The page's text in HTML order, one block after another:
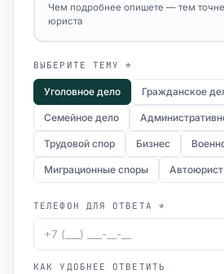
Чем подробнее опишете — тем
юриста
ВЫБЕРИТЕ ТЕМУ *
Уголовное дело Гражданское
Семейное дело
Трудовой спор Бизнес
Миграционные споры Автоюрист
ТЕЛЕФОН ДЛЯ ОТВЕТА *
КАК УДОБНЕЕ ОТВЕТИТЬ